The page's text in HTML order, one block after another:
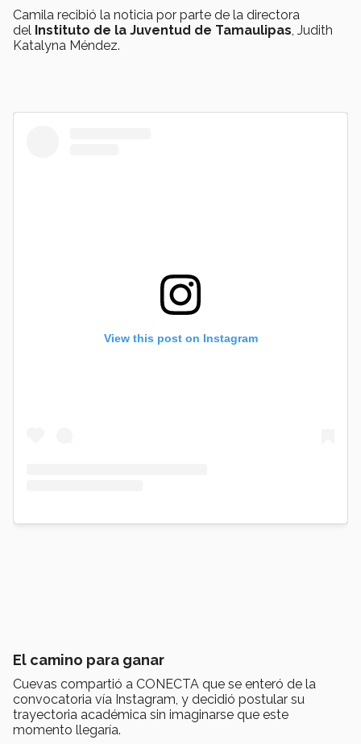
Camila recibió la noticia por parte de la directora
del Instituto de la Juventud de Tamaulipas , Judith
Katalyna Méndez.
View this post on Instagram
El camino para ganar
Cuevas compartió a CONECTA que se enteró de la
convocatoria vía Instagram, y decidió postular su
trayectoria académica sin imaginarse que este
momento llegaría.